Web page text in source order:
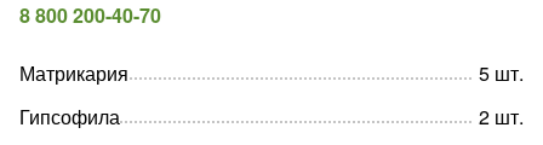
8 800 200-40-70
Матрикария 5 шт.
Гипсофила
2 шт.